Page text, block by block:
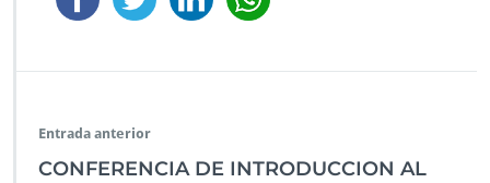
Entrada anterior
CONFERENCIA DE INTRODUCCION AL